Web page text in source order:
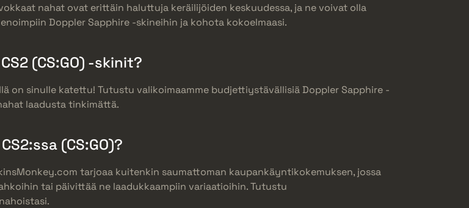
nahat ovat erittäin haluttuja keräilijöiden keskuudessa, ja ne voivat olla
Doppler Sapphire -skineihin ja kohota kokoelmaasi.
(CS:GO) -skinit?
on sinulle katettu! Tutustu valikoimaamme budjettiystävällisiä Doppler Sapphire -
laadusta tinkimättä.
(CS:GO)?
tarjoaa kuitenkin saumattoman kaupankäyntikokemuksen, jossa
tai päivittää ne laadukkaampiin variaatioihin. Tutustu